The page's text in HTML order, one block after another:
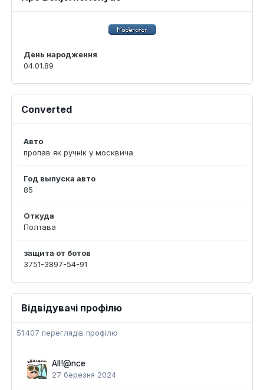
День народження
04.01.89
Converted
Авто
пропав як ручнік у москвича
Год выпуска авто
85
Откуда
Полтава
защита от ботов
3751-3897-54-91
Відвідувачі профілю
51 407 переглядів профілю
All!@nce
27 березня 2024